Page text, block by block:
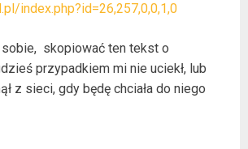
index.php?id=26,257,0,0,1,0
sobie, skopiować ten tekst o
przypadkiem mi nie uciekł, lub
z sieci, gdy będę chciała do niego